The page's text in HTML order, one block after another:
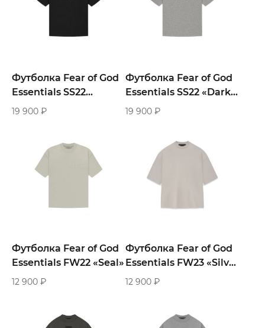
Футболка Fear of God
Essentials SS22
«Black»
19 900 ₽
Футболка Fear of God
Essentials SS22 «Dark
Oatmeal»
19 900 ₽
Футболка Fear of God
Essentials FW22 «Seal»
12 900 ₽
Футболка Fear of God
Essentials FW23 «Silver
Cloud»
12 900 ₽